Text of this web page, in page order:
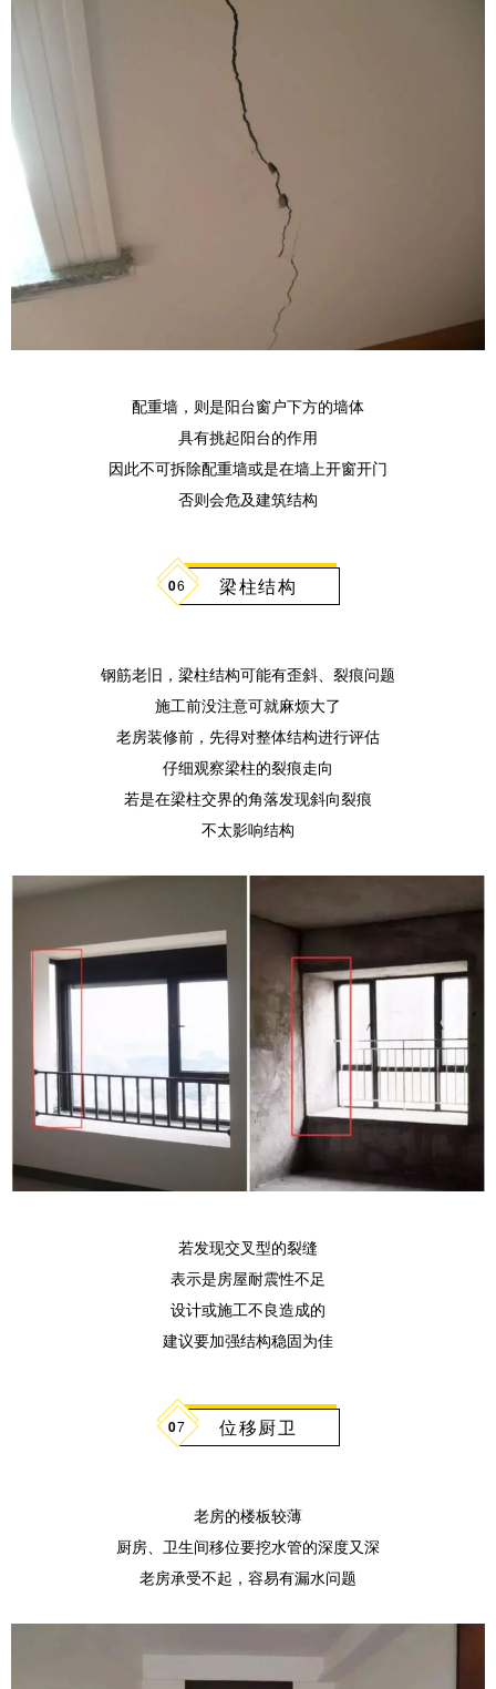
配重墙，则是阳台窗户下方的墙体
具有挑起阳台的作用
因此不可拆除配重墙或是在墙上开窗开门
否则会危及建筑结构
06 梁柱结构
钢筋老旧，梁柱结构可能有歪斜、裂痕问题
施工前没注意可就麻烦大了
老房装修前，先得对整体结构进行评估
仔细观察梁柱的裂痕走向
若是在梁柱交界的角落发现斜向裂痕
不太影响结构
若发现交叉型的裂缝
表示是房屋耐震性不足
设计或施工不良造成的
建议要加强结构稳固为佳
07 位移厨卫
老房的楼板较薄
厨房、卫生间移位要挖水管的深度又深
老房承受不起，容易有漏水问题